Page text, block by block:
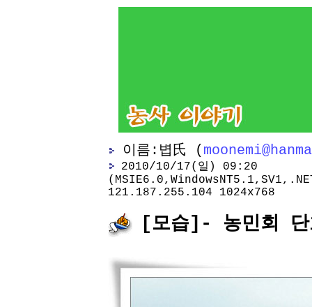
이름:볍氏 (
2010/10/17(일) 09:20
121.187.255.104 1024x768
[모습]- 농민회